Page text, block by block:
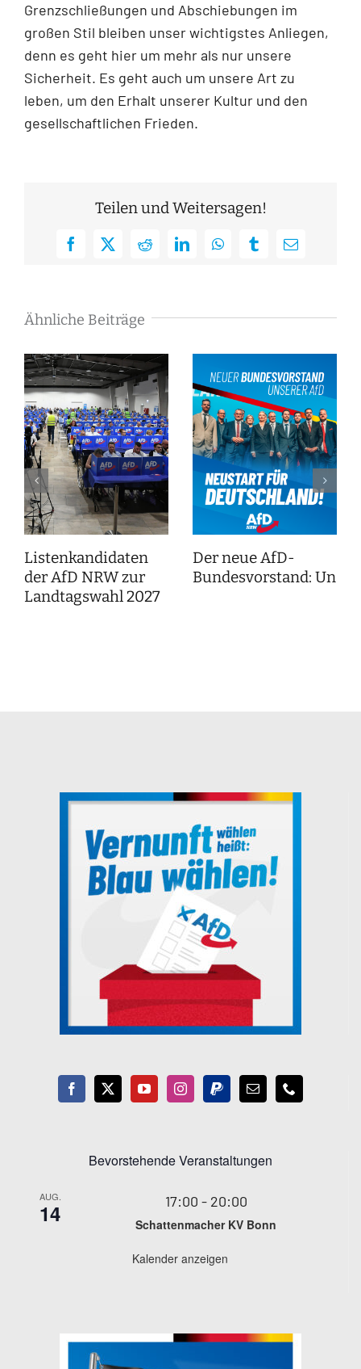
Grenzschließungen und Abschiebungen im
großen Stil bleiben unser wichtigstes Anliegen,
denn es geht hier um mehr als nur unsere
Sicherheit. Es geht auch um unsere Art zu
leben, um den Erhalt unserer Kultur und den
gesellschaftlichen Frieden.
Teilen und Weitersagen!
Facebook
X RedditLinkedInWhatsAppTumblrE-
Ähnliche Beiträge
Listenkandidaten
der AfD NRW zur
Landtagswahl 2027
Der neue AfD-
Bundesvorstand:
Bevorstehende Veranstaltungen
AUG.
14 17:00 - 20:00
Schattenmacher KV Bonn
Kalender anzeigen